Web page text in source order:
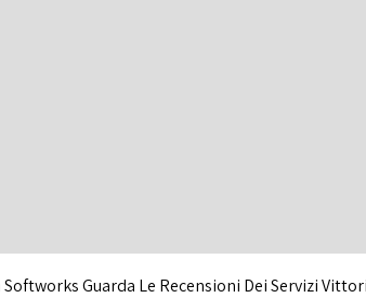
Guarda Le Recensioni Dei Servizi